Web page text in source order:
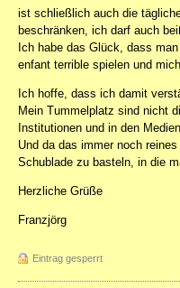
ist schließlich auch die
beschränken, ich darf auch
Ich habe das Glück, dass
enfant terrible spielen und
Ich hoffe, dass ich damit
Mein Tummelplatz sind nicht
Institutionen und in den Medien.
Und da das immer noch
Schublade zu basteln, in die
Herzliche Grüße
Franzjörg
Eintrag gesperrt